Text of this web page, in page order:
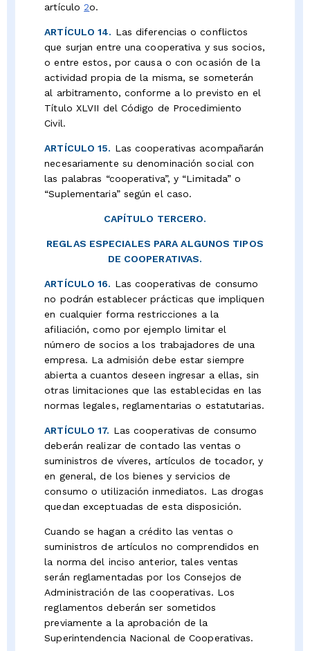
artículo2o.
ARTÍCULO 14. Las diferencias o conflictos
que surjan entre una cooperativa y sus socios,
o entre estos, por causa o con ocasión de la
actividad propia de la misma, se someterán
al arbitramento, conforme a lo previsto en el
Título XLVII del Código de Procedimiento
Civil.
ARTÍCULO 15. Las cooperativas acompañarán
necesariamente su denominación social con
las palabras “cooperativa”, y “Limitada” o
“Suplementaria” según el caso.
CAPÍTULO TERCERO.
REGLAS ESPECIALES PARA ALGUNOS TIPOS
DE COOPERATIVAS.
ARTÍCULO 16. Las cooperativas de consumo
no podrán establecer prácticas que impliquen
en cualquier forma restricciones a la
afiliación, como por ejemplo limitar el
número de socios a los trabajadores de una
empresa. La admisión debe estar siempre
abierta a cuantos deseen ingresar a ellas, sin
otras limitaciones que las establecidas en las
normas legales, reglamentarias o estatutarias.
ARTÍCULO 17. Las cooperativas de consumo
deberán realizar de contado las ventas o
suministros de víveres, artículos de tocador, y
en general, de los bienes y servicios de
consumo o utilización inmediatos. Las drogas
quedan exceptuadas de esta disposición.
Cuando se hagan a crédito las ventas o
suministros de artículos no comprendidos en
la norma del inciso anterior, tales ventas
serán reglamentadas por los Consejos de
Administración de las cooperativas. Los
reglamentos deberán ser sometidos
previamente a la aprobación de la
Superintendencia Nacional de Cooperativas.